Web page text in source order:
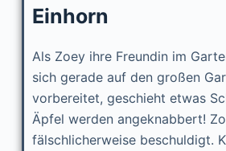
Einhorn
Als Zoey ihre Freundin im
sich gerade auf den großen
vorbereitet, geschieht etwas
Äpfel werden angeknabbert!
fälschlicherweise beschuldigt.